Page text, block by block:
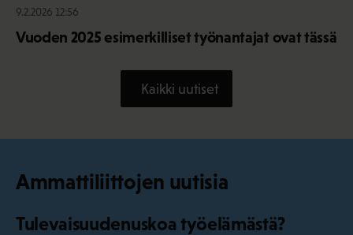
9.2.2026 12:56
Vuoden 2025 esimerkilliset työnantajat ovat tässä
Kaikki uutiset
Ammattiliittojen uutisia
Tulevaisuudenuskoa työelämästä?